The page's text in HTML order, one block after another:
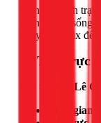
Đừng để tình
lượng cuộc sống
ngay với 1Fix để
📍 Thợ trực
Lê
Thời gian